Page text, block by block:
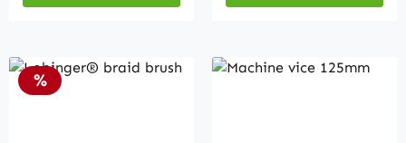
Rabatt
%